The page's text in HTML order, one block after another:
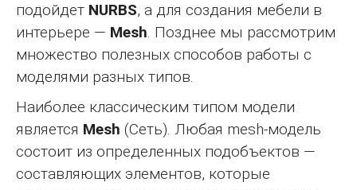
подойдет NURBS, а для создания мебели в
интерьере — Mesh. Позднее мы рассмотрим
множество полезных способов работы с
моделями разных типов.
Наиболее классическим типом модели
является Mesh (Сеть). Любая mesh-модель
состоит из определенных подобъектов —
составляющих элементов, которые